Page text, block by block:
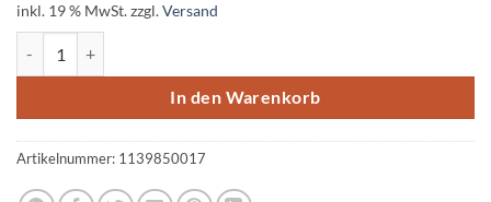
inkl. 19 % MwSt.zzgl.Versand
In den Warenkorb
Artikelnummer: 1139850017